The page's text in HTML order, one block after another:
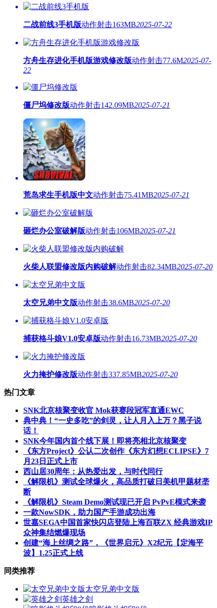
二战前线3手机版动作射击163MB2025-07-22
方舟生存进化手机版游戏修改版动作射击77.6M2025-07-
22
僵尸坞修改版动作射击142.09MB2025-07-21
荒岛求生手机版中文动作射击75.41MB2025-07-21
砸烂办公室破解版动作射击106MB2025-07-21
火柴人联盟修改版内购破解动作射击82.34MB2025-07-20
太空兄弟中文版动作射击38.6MB2025-07-20
捕获格斗娘V1.0安卓版动作射击16.73MB2025-07-20
火力掩护修改版动作射击337.85MB2025-07-20
热门文章
SNK北京核聚变收官 Mok获赛段冠军直通EWC
典中典！“一史多吃”的剑灵，让人月入上万？黑子说
话！
SNK今年国内首个线下展！即将亮相北京核聚变
《东方Project》公认二次创作《东方幻想ECLIPSE》7
月23日正式上市
西山居30周年：从热爱出发，与时代同行
《解限机》测试全球爆火，高品质打破日美机甲题材垄
断
《解限机》Steam Demo测试现已开启 PvPvE模式来袭
一款NowSDK，助力国产手游成功出海
世嘉SEGA中国首家快闪店登陆上海百联ZX 经典游戏IP
众神集结燃爆现场
创建“海上丝绸之路”，《世界启元》X2纪元【定海平
波】1.25正式上线
同类推荐
太空兄弟中文版
英雄之剑